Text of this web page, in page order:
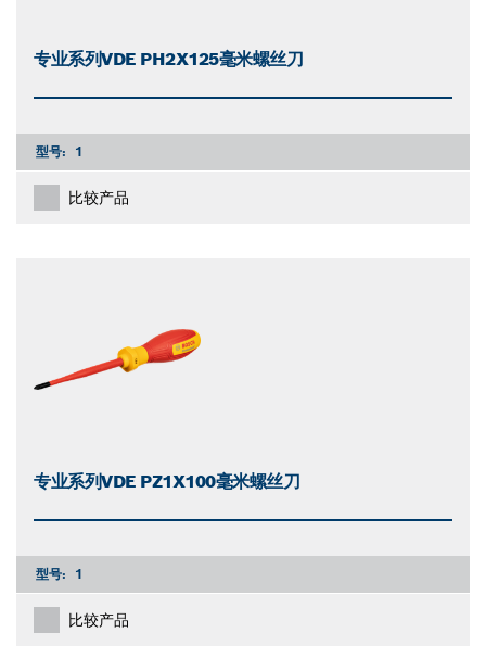
专业系列VDE PH2X125毫米螺丝刀
型号: 1
比较产品
专业系列VDE PZ1X100毫米螺丝刀
型号: 1
比较产品